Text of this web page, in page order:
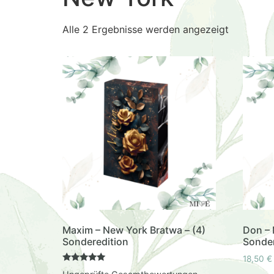
Alle 2 Ergebnisse werden angezeigt
Maxim – New York Bratwa – (4)
Sonderedition
Bewertet
Don –
18,50 €